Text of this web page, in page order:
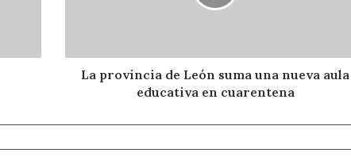
educativa
La provincia de León suma una nueva aula
educativa en cuarentena